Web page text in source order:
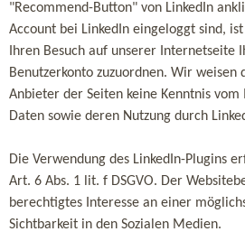
"Recommend-Button" von LinkedIn
Account bei LinkedIn eingeloggt sind,
Ihren Besuch auf unserer Internetseite
Benutzerkonto zuzuordnen. Wir weisen
Anbieter der Seiten keine Kenntnis
Daten sowie deren Nutzung durch
Die Verwendung des LinkedIn-Plugins
Art. 6 Abs. 1 lit. f DSGVO. Der
berechtigtes Interesse an einer
Sichtbarkeit in den Sozialen Medien.